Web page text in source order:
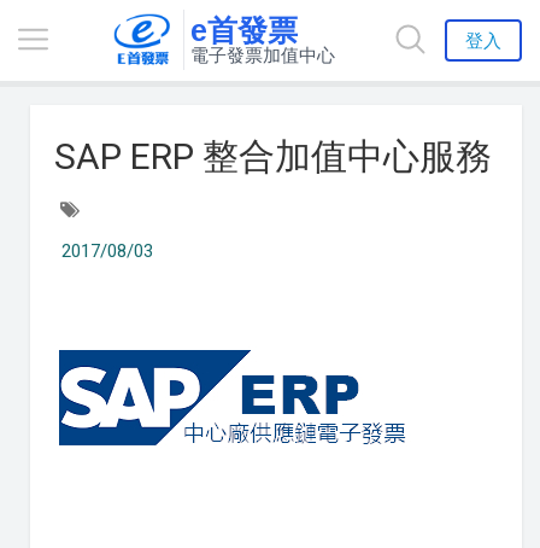
e首發票
電子發票加值中心
登入
SAP ERP 整合加值中心服務
2017/08/03